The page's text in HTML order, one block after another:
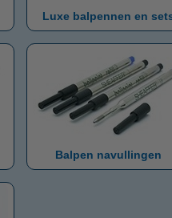
Luxe balpennen en
Balpen navullingen